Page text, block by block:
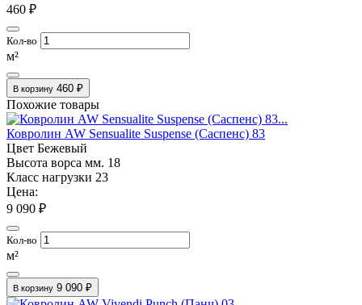
460 ₽
Кол-во
м²
В корзину 460 ₽
Похожие товары
Ковролин AW Sensualite Suspense (Саспенс) 83
Цвет Бежевый
Высота ворса мм. 18
Класс нагрузки 23
Цена:
9 090 ₽
Кол-во
м²
В корзину 9 090 ₽